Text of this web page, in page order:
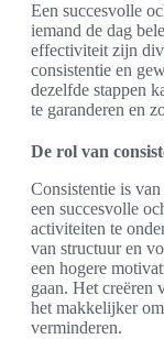
Een succesvolle
iemand de dag
effectiviteit zijn
consistentie en
dezelfde stappen
te garanderen en
De rol van
Consistentie is
een succesvolle
activiteiten te
van structuur en
een hogere
gaan. Het creëren
het makkelijker
verminderen.